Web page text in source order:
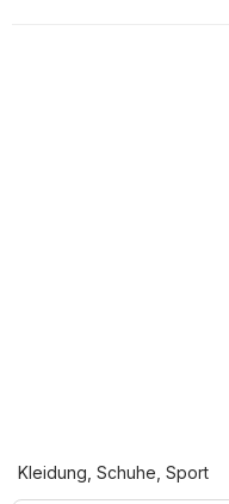
Kleidung, Schuhe, Sport